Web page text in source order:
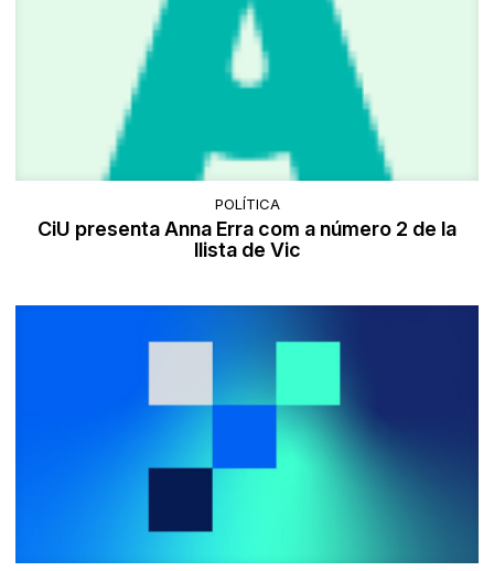
POLÍTICA
CiU presenta Anna Erra com a número 2 de la
llista de Vic